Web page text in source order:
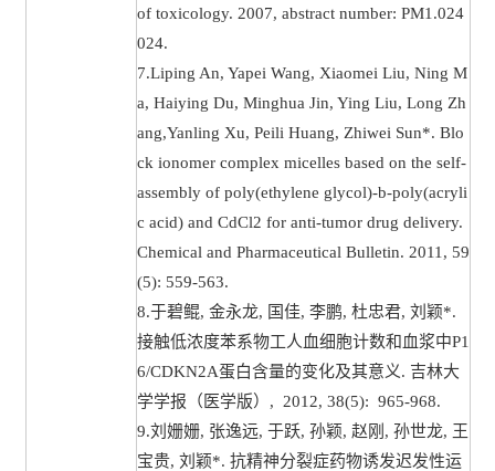
of toxicology. 2007, abstract number: PM1.024
024.
7.Liping An, Yapei Wang, Xiaomei Liu, Ning M
a, Haiying Du, Minghua Jin, Ying Liu, Long Zh
ang,Yanling Xu, Peili Huang, Zhiwei Sun*. Blo
ck ionomer complex micelles based on the self-
assembly of poly(ethylene glycol)-b-poly(acryli
c acid) and CdCl2 for anti-tumor drug delivery.
Chemical and Pharmaceutical Bulletin. 2011, 59
(5): 559-563.
8.于碧鲲, 金永龙, 国佳, 李鹏, 杜忠君, 刘颖*.
接触低浓度苯系物工人血细胞计数和血浆中P1
6/CDKN2A蛋白含量的变化及其意义. 吉林大
学学报（医学版）, 2012, 38(5): 965-968.
9.刘姗姗, 张逸远, 于跃, 孙颖, 赵刚, 孙世龙, 王
宝贵, 刘颖*. 抗精神分裂症药物诱发迟发性运